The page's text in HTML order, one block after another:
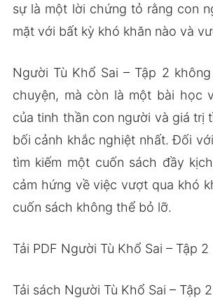
sự là một lời chứng tỏ rằng con
mặt với bất kỳ khó khăn nào và
Người Tù Khổ Sai – Tập 2
chuyện, mà còn là một bài học
của tinh thần con người và giá trị
bối cảnh khắc nghiệt nhất. Đối
tìm kiếm một cuốn sách đầy
cảm hứng về việc vượt qua khó
cuốn sách không thể bỏ lỡ.
Tải PDF Người Tù Khổ Sai – Tập 2
Tải sách Người Tù Khổ Sai – Tập 2